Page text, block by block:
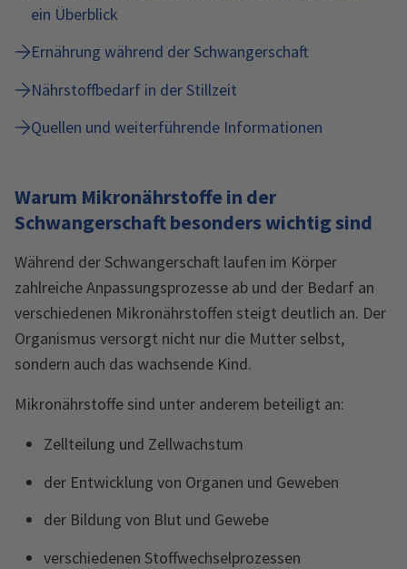
ein Überblick
Ernährung während der Schwangerschaft
Nährstoffbedarf in der Stillzeit
Quellen und weiterführende Informationen
Warum Mikronährstoffe in der
Schwangerschaft besonders wichtig sind
Während der Schwangerschaft laufen im Körper
zahlreiche Anpassungsprozesse ab und der Bedarf an
verschiedenen Mikronährstoffen steigt deutlich an. Der
Organismus versorgt nicht nur die Mutter selbst,
sondern auch das wachsende Kind.
Mikronährstoffe sind unter anderem beteiligt an:
Zellteilung und Zellwachstum
der Entwicklung von Organen und Geweben
der Bildung von Blut und Gewebe
verschiedenen Stoffwechselprozessen